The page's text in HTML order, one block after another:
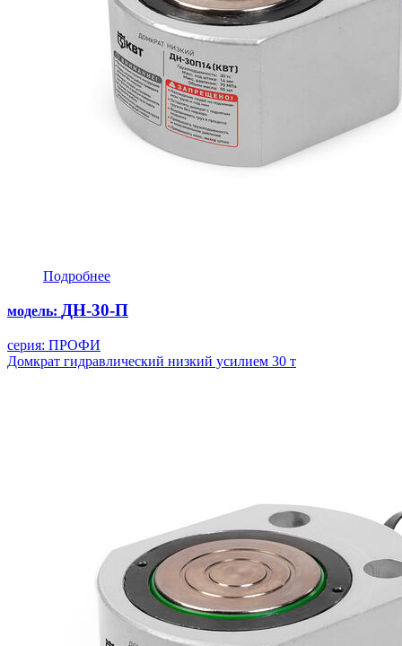
Подробнее
модель: ДН-30-П
серия: ПРОФИ
Домкрат гидравлический низкий усилием 30 т